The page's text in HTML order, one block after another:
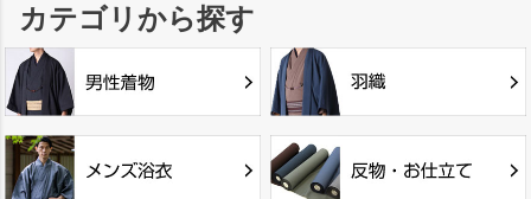
カテゴリから探す